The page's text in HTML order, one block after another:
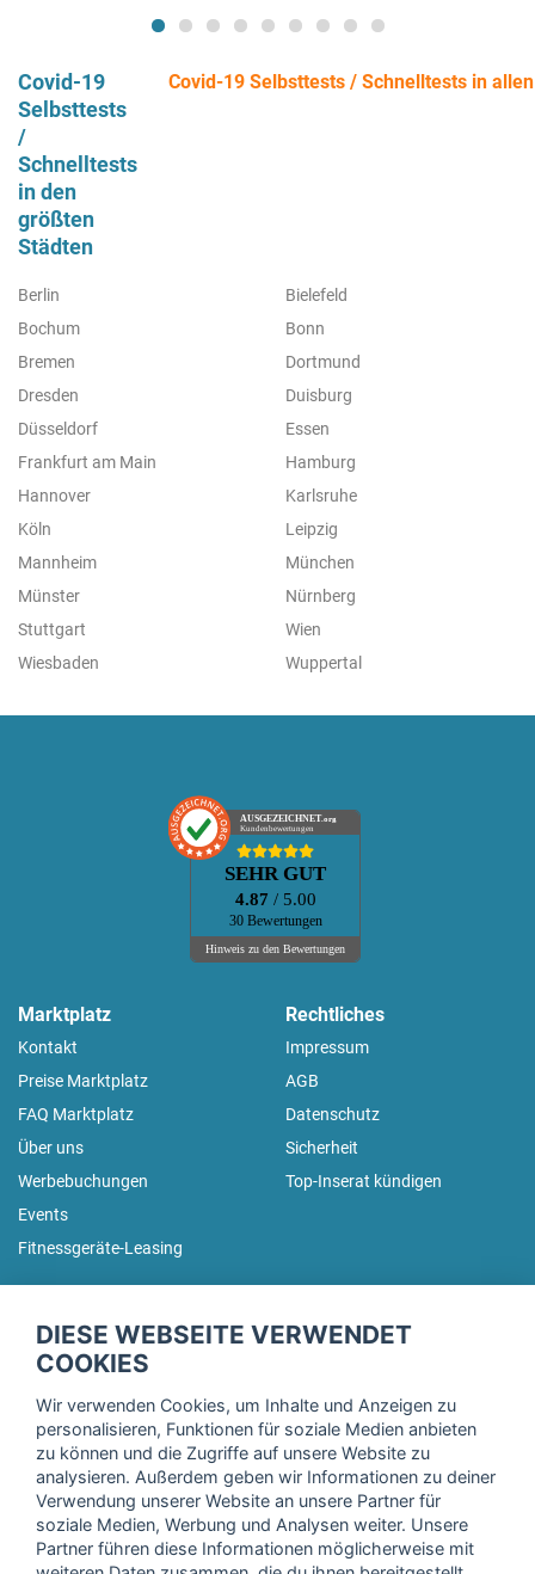
Covid-19
Selbsttests
/
Schnelltests
in den
größten
Städten
Covid-19 Selbsttests / Schnelltests in
Berlin
Bielefeld
Bochum
Bonn
Bremen
Dortmund
Dresden
Duisburg
Düsseldorf
Essen
Frankfurt am Main
Hamburg
Hannover
Karlsruhe
Köln
Leipzig
Mannheim
München
Münster
Nürnberg
Stuttgart
Wien
Wiesbaden
Wuppertal
AUSGEZEICHNET.org
Kundenbewertungen
SEHR GUT
4.87 / 5.00
30 Bewertungen
Hinweis zu den Bewertungen
Marktplatz
Kontakt
Preise Marktplatz
FAQ Marktplatz
Über uns
Werbebuchungen
Events
Fitnessgeräte-Leasing
Rechtliches
Impressum
AGB
Datenschutz
Sicherheit
Top-Inserat kündigen
Trage dich hier für unseren Newsletter ein und erhalte regelmäßig
Ich stimme der Verarbeitung meiner Daten, wie in der
Einwilligungserklärungder fitnessmarkt.de services GmbH
beschrieben, zu und bestätige, dass ich das 16. Lebensjahr
DIESE WEBSEITE VERWENDET
COOKIES
Wir verwenden Cookies, um Inhalte und Anzeigen zu
personalisieren, Funktionen für soziale Medien anbieten
zu können und die Zugriffe auf unsere Website zu
analysieren. Außerdem geben wir Informationen zu deiner
Verwendung unserer Website an unsere Partner für
soziale Medien, Werbung und Analysen weiter. Unsere
Partner führen diese Informationen möglicherweise mit